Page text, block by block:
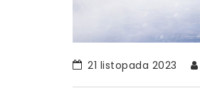
21 listopada 2023